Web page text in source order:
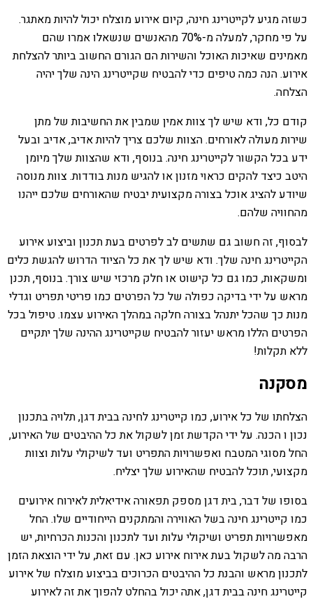
כשזה מגיע לקייטרינג חינה, קיום אירוע מוצלח יכול להיות מאתגר.
על פי מחקר, למעלה מ-70% מהאנשים שנשאלו אמרו שהם
מאמינים שאיכות האוכל והשירות הם הגורם החשוב ביותר להצלחת
אירוע. הנה כמה טיפים כדי להבטיח שקייטרינג הינה שלך יהיה
הצלחה.
קודם כל, ודא שיש לך צוות אמין שמבין את החשיבות של מתן
שירות מעולה לאורחים. הצוות שלכם צריך להיות אדיב, אדיב ובעל
ידע בכל הקשור לקייטרינג חינה. בנוסף, ודא שהצוות שלך מיומן
היטב כיצד להקים כראוי מזנון או להגיש מנות בודדות. צוות מנוסה
שיודע להציג אוכל בצורה מקצועית יבטיח שהאורחים שלכם ייהנו
מהחוויה שלהם.
לבסוף, זה חשוב גם שתשים לב לפרטים בעת תכנון וביצוע אירוע
הקייטרינג חינה שלך. ודא שיש לך את כל הציוד הדרוש להגשת כלים
ומשקאות, כמו גם כל קישוט או חלק מרכזי שיש צורך. בנוסף, תכנן
מראש על ידי בדיקה כפולה של כל הפרטים כמו פריטי תפריט וגדלי
מנות כך שהכל יתנהל בצורה חלקה במהלך האירוע עצמו. טיפול בכל
הפרטים הללו מראש יעזור להבטיח שקייטרינג ההינה שלך יתקיים
ללא תקלות!
מסקנה
הצלחתו של כל אירוע, כמו קייטרינג לחינה בבית דגן, תלויה בתכנון
נכון ו הכנה. על ידי הקדשת זמן לשקול את כל ההיבטים של האירוע,
החל מסוגי המטבח ואפשרויות התפריט ועד לשיקולי עלות וצוות
מקצועי, תוכל להבטיח שהאירוע שלך יצליח.
בסופו של דבר, בית דגן מספק תפאורה אידיאלית לאירוח אירועים
כמו קייטרינג חינה בשל האווירה והמתקנים הייחודיים שלו. החל
מאפשרויות תפריט ושיקולי עלות ועד לתכנון והכנות הכרחיות, יש
הרבה מה לשקול בעת אירוח אירוע כאן. עם זאת, על ידי הוצאת הזמן
לתכנון מראש והבנת כל ההיבטים הכרוכים בביצוע מוצלח של אירוע
קייטרינג חינה בבית דגן, אתה יכול בהחלט להפוך את זה לאירוע